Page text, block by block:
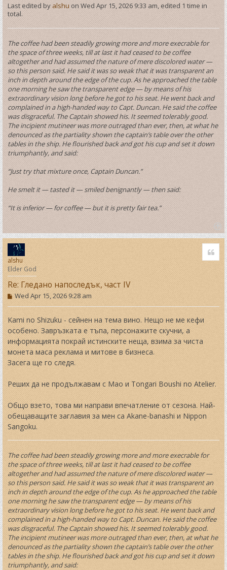
Last edited byalshuon Wed Apr 15, 2026 9:33 am, edited 1 time in
total.
The coffee had been steadily growing more and more execrable for
the space of three weeks, till at last it had ceased to be coffee
altogether and had assumed the nature of mere discolored water —
so this person said. He said it was so weak that it was transparent an
inch in depth around the edge of the cup. As he approached the table
one morning he saw the transparent edge — by means of his
extraordinary vision long before he got to his seat. He went back and
complained in a high-handed way to Capt. Duncan. He said the coffee
was disgraceful. The Captain showed his. It seemed tolerably good.
The incipient mutineer was more outraged than ever, then, at what he
denounced as the partiality shown the captain’s table over the other
tables in the ship. He flourished back and got his cup and set it down
triumphantly, and said:
“Just try that mixture once, Captain Duncan.”
He smelt it — tasted it — smiled benignantly — then said:
“It is inferior — for coffee — but it is pretty fair tea.”
T
o
p
alshu
Elder God
Re: Гледано напоследък, част IV
P
o
s
t
Wed Apr 15, 2026 9:28 am
Kami no Shizuku - сейнен на тема вино. Нещо не ме кефи
особено. Завръзката е тъпа, персонажите скучни, а
информацията покрай истинските неща, взима за чиста
монета маса реклама и митове в бизнеса.
Засега ще го следя.
Реших да не продължавам с Mao и Tongari Boushi no Atelier.
Общо взето, това ми направи впечатление от сезона. Най-
обещаващите заглавия за мен са Akane-banashi и Nippon
Sangoku.
The coffee had been steadily growing more and more execrable for
the space of three weeks, till at last it had ceased to be coffee
altogether and had assumed the nature of mere discolored water —
so this person said. He said it was so weak that it was transparent an
inch in depth around the edge of the cup. As he approached the table
one morning he saw the transparent edge — by means of his
extraordinary vision long before he got to his seat. He went back and
complained in a high-handed way to Capt. Duncan. He said the coffee
was disgraceful. The Captain showed his. It seemed tolerably good.
The incipient mutineer was more outraged than ever, then, at what he
denounced as the partiality shown the captain’s table over the other
tables in the ship. He flourished back and got his cup and set it down
triumphantly, and said: